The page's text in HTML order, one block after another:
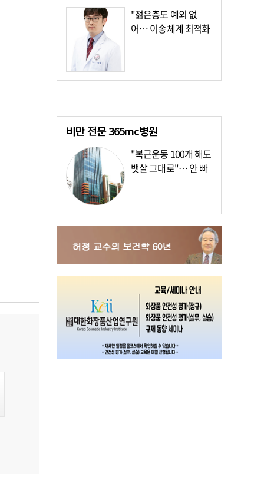
"젊은층도 예외 없
어… 이송체계 최적화
비만 전문365mc병원
"복근운동 100개 해도
뱃살 그대로"… 안 빠